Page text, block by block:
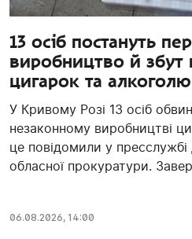
13 осіб постануть
виробництво й збут
цигарок та
У Кривому Розі 13 осіб
незаконному виробництві
це повідомили у пресслужбі
обласної прокуратури.
06.08.2026, 14:00